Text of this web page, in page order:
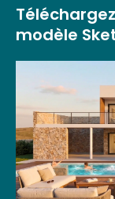
gratuitement
modèle
SketchUp de
modèle